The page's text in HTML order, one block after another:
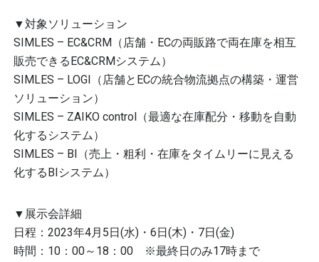
▼対象ソリューション
SIMLES – EC&CRM（店舗・ECの両販路で両在庫を相互
販売できるEC&CRMシステム）
SIMLES – LOGI（店舗とECの統合物流拠点の構築・運営
ソリューション）
SIMLES – ZAIKO control（最適な在庫配分・移動を自動
化するシステム）
SIMLES – BI（売上・粗利・在庫をタイムリーに見える
化するBIシステム）
▼展示会詳細
日程：2023年4月5日(水)・6日(木)・7日(金)
時間：10：00～18：00 ※最終日のみ17時まで